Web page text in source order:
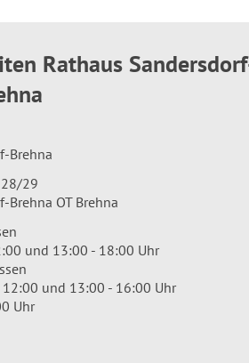
Rathaus
Brehna
29
OT Brehna
und 13:00 - 18:00 Uhr
und 13:00 - 16:00 Uhr
Uhr